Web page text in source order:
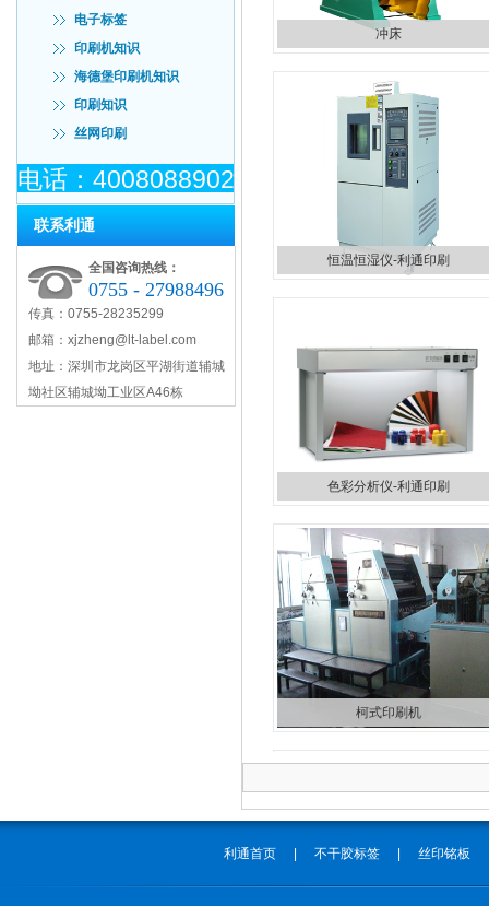
电子标签
印刷机知识
海德堡印刷机知识
印刷知识
丝网印刷
电话：4008088902
联系利通
全国咨询热线：
0755 - 27988496
传真：0755-28235299
邮箱： xjzheng@lt-label.com
地址：深圳市龙岗区平湖街道辅城
坳社区辅城坳工业区A46栋
冲床
恒温恒湿仪-利通印刷
色彩分析仪-利通印刷
柯式印刷机
利通首页 不干胶标签 丝印铭板